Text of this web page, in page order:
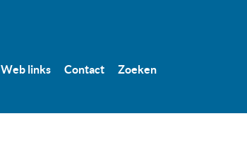
Web links Contact Zoeken